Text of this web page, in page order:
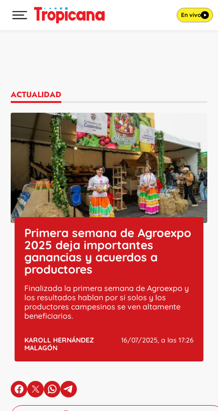
Desplegar menú principal En vivo
ACTUALIDAD
Primera semana de Agroexpo
2025 deja importantes
ganancias y acuerdos a
productores
Finalizada la primera semana de Agroexpo y
los resultados hablan por si solos y los
productores campesinos se ven altamente
beneficiarios.
KAROLL HERNÁNDEZ
MALAGÓN
16/07/2025, a las 17:26
en Facebook
en Xen Whatsapp
en Telegram